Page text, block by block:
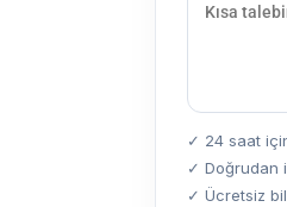
✓ 24 saat
✓ Doğrudan
✓ Ücretsiz